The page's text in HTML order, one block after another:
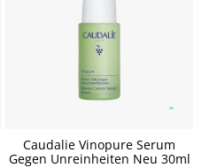
Caudalie Vinopure Serum
Gegen Unreinheiten Neu 30ml